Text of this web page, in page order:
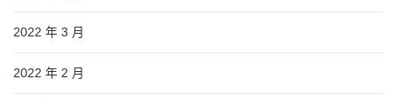
2022 年 3 月
2022 年 2 月